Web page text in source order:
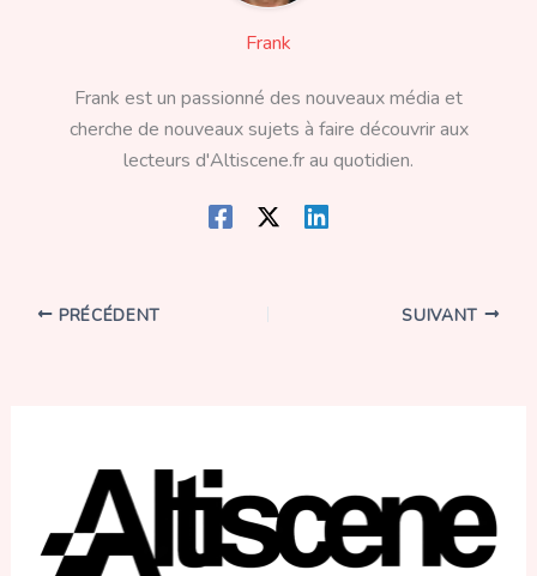
Frank
Frank est un passionné des nouveaux média et
cherche de nouveaux sujets à faire découvrir aux
lecteurs d'Altiscene.fr au quotidien.
PRÉCÉDENT SUIVANT